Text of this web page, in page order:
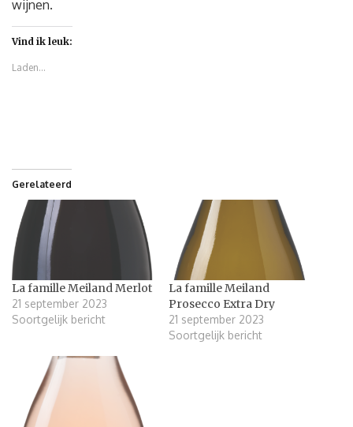
wijnen.
Vind ik leuk:
Laden...
Gerelateerd
La famille Meiland Merlot
21 september 2023
Soortgelijk bericht
La famille Meiland
Prosecco Extra Dry
21 september 2023
Soortgelijk bericht